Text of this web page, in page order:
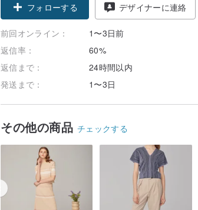
フォローする デザイナーに連絡
前回オンライン：
1〜3日前
返信率：
60%
返信まで：
24時間以内
発送まで：
1〜3日
その他の商品 チェックする